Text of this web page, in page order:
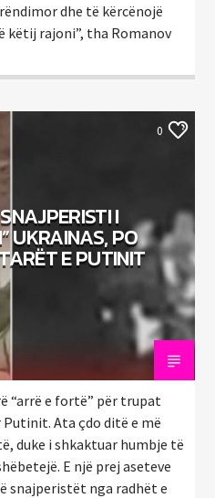
dhe të kërcënojë
rajoni”, tha Romanov
0
I
UKRAINAS, PO
E PUTINIT
“arrë e fortë” për trupat
Ata çdo ditë e më
duke i shkaktuar humbje të
E një prej aseteve
snajperistët nga radhët e